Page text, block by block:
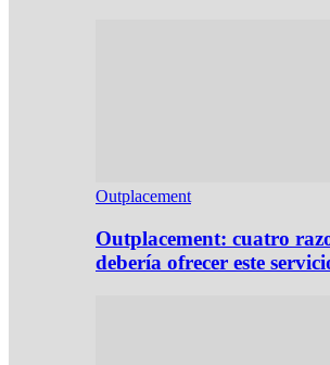
Outplacement
Outplacement: cuatro
debería ofrecer este